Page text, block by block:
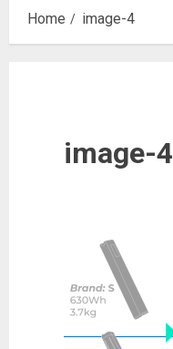
Home image-4
image-4